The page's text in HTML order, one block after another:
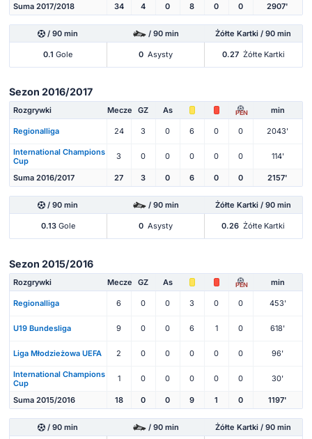
Suma 2017/2018 34 4 0 8 0 0 2907'
/ 90 min / 90 min Żółte Kartki / 90 min
0.1 Gole 0 Asysty 0.27 Żółte Kartki
Sezon 2016/2017
Rozgrywki Mecze GZ As PEN min
Regionalliga 24 3 0 6 0 0 2043'
International Champions
Cup
3 0 0 0 0 0 114'
Suma 2016/2017 27 3 0 6 0 0 2157'
/ 90 min / 90 min Żółte Kartki / 90 min
0.13Gole 0 Asysty 0.26 Żółte Kartki
Sezon 2015/2016
Rozgrywki Mecze GZ As PEN min
Regionalliga 6 0 0 3 0 0 453'
U19 Bundesliga 9 0 0 6 1 0 618'
Liga Młodzieżowa UEFA 2 0 0 0 0 0 96'
International Champions
Cup
1 0 0 0 0 0 30'
Suma 2015/2016 18 0 0 9 1 0 1197'
/ 90 min / 90 min Żółte Kartki / 90 min